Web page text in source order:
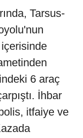
Tarsus-
6 araç
İhbar
itfaiye ve